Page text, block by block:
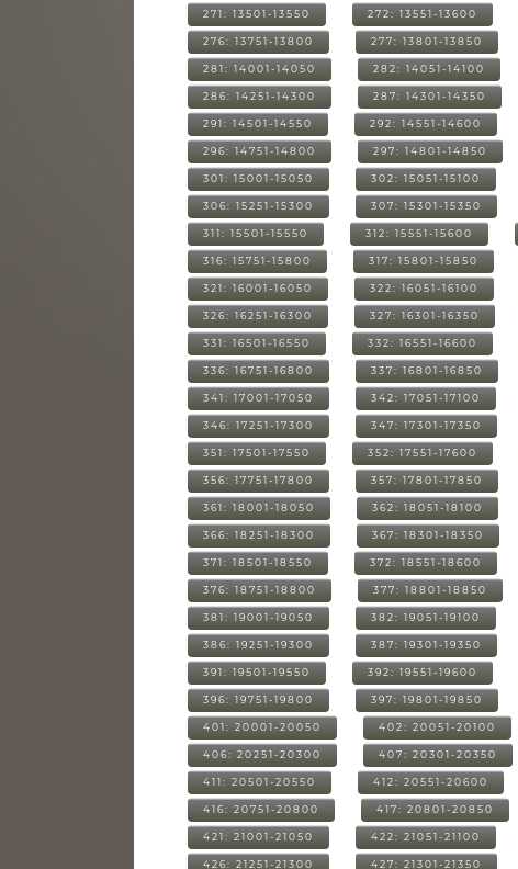
271: 13501-13550 272: 13551-13600
276: 13751-13800 277: 13801-13850
281: 14001-14050 282: 14051-14100
286: 14251-14300 287: 14301-14350
291: 14501-14550 292: 14551-14600
296: 14751-14800 297: 14801-14850
301: 15001-15050 302: 15051-15100
306: 15251-15300 307: 15301-15350
311: 15501-15550 312: 15551-15600
316: 15751-15800 317: 15801-15850
321: 16001-16050 322: 16051-16100
326: 16251-16300 327: 16301-16350
331: 16501-16550 332: 16551-16600
336: 16751-16800 337: 16801-16850
341: 17001-17050 342: 17051-17100
346: 17251-17300 347: 17301-17350
351: 17501-17550 352: 17551-17600
356: 17751-17800 357: 17801-17850
361: 18001-18050 362: 18051-18100
366: 18251-18300 367: 18301-18350
371: 18501-18550 372: 18551-18600
376: 18751-18800 377: 18801-18850
381: 19001-19050 382: 19051-19100
386: 19251-19300 387: 19301-19350
391: 19501-19550 392: 19551-19600
396: 19751-19800 397: 19801-19850
401: 20001-20050 402: 20051-20100
406: 20251-20300 407: 20301-20350
411: 20501-20550 412: 20551-20600
416: 20751-20800 417: 20801-20850
421: 21001-21050 422: 21051-21100
426: 21251-21300 427: 21301-21350